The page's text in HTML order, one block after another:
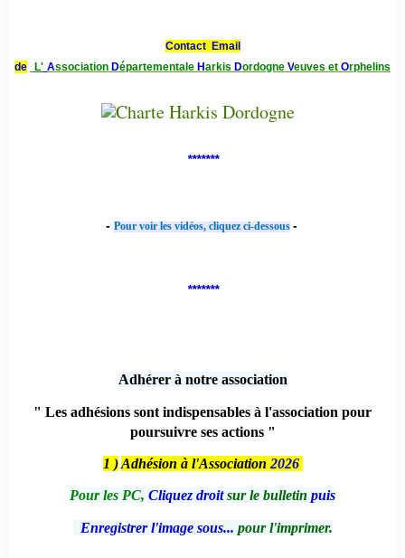
Contact Email
de
L' Association Départementale Harkis Dordogne Veuves et Orphelins
*******
- Pour voir les vidéos, cliquez ci-dessous -
*******
Adhérer à notre association
" Les adhésions sont indispensables à l'association pour
poursuivre ses actions "
1 ) Adhésion à l'Association 2026
Pour les PC, Cliquez droitsur le bulletin puis
Enregistrer l'image sous... pour l'imprimer.